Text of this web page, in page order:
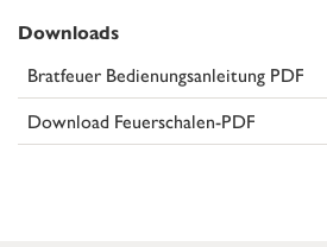
Downloads
Bratfeuer Bedienungsanleitung PDF
Download Feuerschalen-PDF